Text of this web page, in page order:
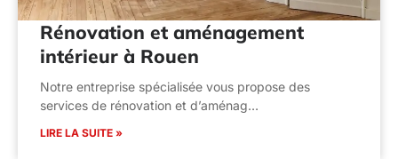
Rénovation et aménagement
intérieur à Rouen
Notre entreprise spécialisée vous propose des
services de rénovation et d’aménag…
LIRE LA SUITE »